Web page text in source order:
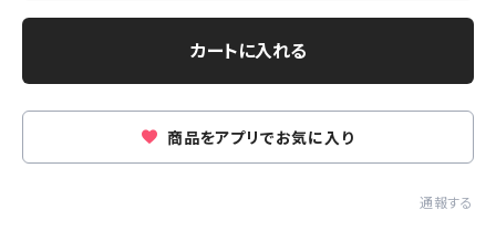
カートに入れる
商品をアプリでお気に入り
通報する